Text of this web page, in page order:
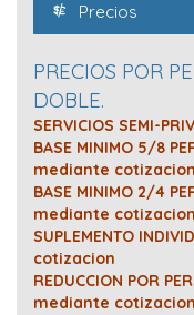
Precios
PRECIOS POR
DOBLE.
SERVICIOS SEMI-
BASE MINIMO 5/8
mediante cotizacion
BASE MINIMO 2/4
mediante cotizacion
SUPLEMENTO
cotizacion
REDUCCION POR
mediante cotizacion